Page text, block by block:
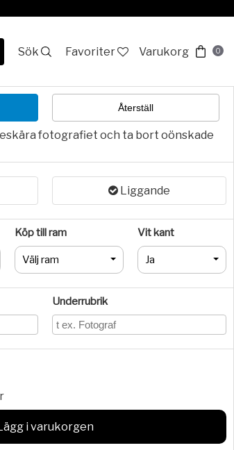
Sök Favoriter Varukorg 0
Återställ
fotografiet och ta bort oönskade
Liggande
Köp till ram
Välj ram
Vit kant
Ja
Underrubrik
i varukorgen